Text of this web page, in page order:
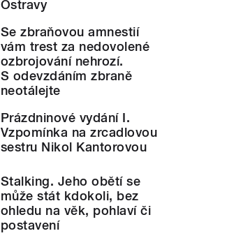
Ostravy
Se zbraňovou amnestií
vám trest za nedovolené
ozbrojování nehrozí.
S odevzdáním zbraně
neotálejte
Prázdninové vydání I.
Vzpomínka na zrcadlovou
sestru Nikol Kantorovou
Stalking. Jeho obětí se
může stát kdokoli, bez
ohledu na věk, pohlaví či
postavení